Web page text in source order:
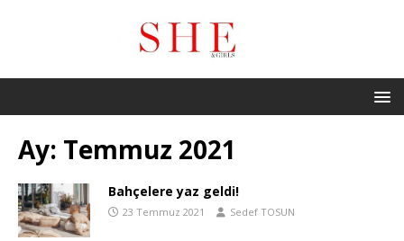
Ay: Temmuz 2021
Bahçelere yaz geldi!
23 Temmuz 2021 Sedef TOSUN